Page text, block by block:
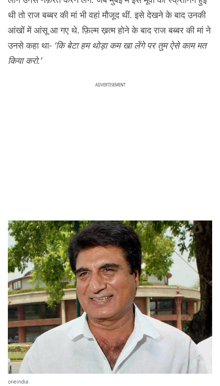
थी तो राज बब्बर की मां भी वहां मौजूद थीं. इसे देखने के बाद उनकी
आंखों में आंसू आ गए थे. फ़िल्म ख़त्म होने के बाद राज बब्बर की मां ने
उनसे कहा था- ‘कि बेटा हम थोड़ा कम खा लेंगे पर तुम ऐसे काम मत
किया करो.’
ADVERTISEMENT
oneindia